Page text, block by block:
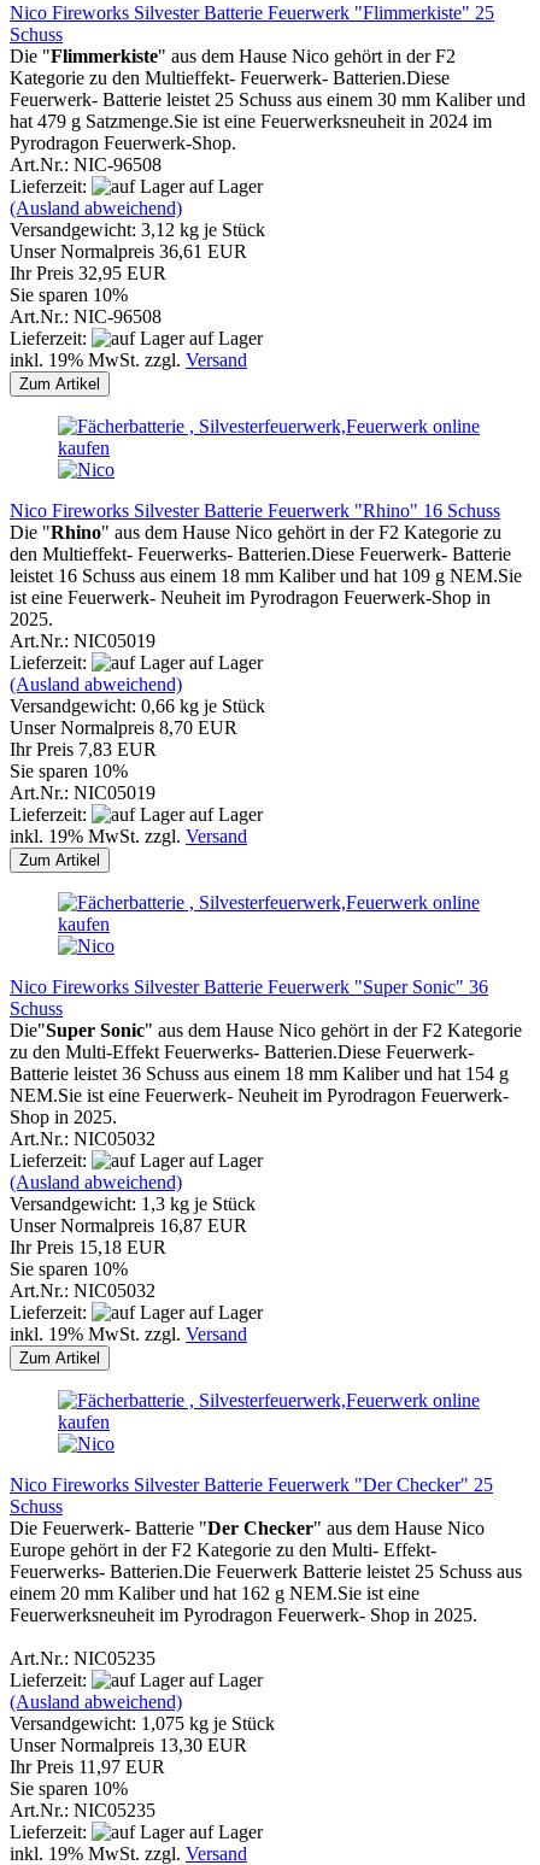
Nico Fireworks Silvester Batterie Feuerwerk "Flimmerkiste" 25
Schuss
Die "Flimmerkiste" aus dem Hause Nico gehört in der F2
Kategorie zu den Multieffekt- Feuerwerk- Batterien.Diese
Feuerwerk- Batterie leistet 25 Schuss aus einem 30 mm Kaliber und
hat 479 g Satzmenge.Sie ist eine Feuerwerksneuheit in 2024 im
Pyrodragon Feuerwerk-Shop.
Art.Nr.: NIC-96508
Lieferzeit:
auf Lager
(Ausland abweichend)
Versandgewicht: 3,12 kg je Stück
Unser Normalpreis 36,61 EUR
Ihr Preis 32,95 EUR
Sie sparen 10%
Art.Nr.: NIC-96508
Lieferzeit:
auf Lager
inkl. 19% MwSt. zzgl. Versand
Zum Artikel
Nico Fireworks Silvester Batterie Feuerwerk "Rhino" 16 Schuss
Die "Rhino" aus dem Hause Nico gehört in der F2 Kategorie zu
den Multieffekt- Feuerwerks- Batterien.Diese Feuerwerk- Batterie
leistet 16 Schuss aus einem 18 mm Kaliber und hat 109 g NEM.Sie
ist eine Feuerwerk- Neuheit im Pyrodragon Feuerwerk-Shop in
2025.
Art.Nr.: NIC05019
Lieferzeit:
auf Lager
(Ausland abweichend)
Versandgewicht: 0,66 kg je Stück
Unser Normalpreis 8,70 EUR
Ihr Preis 7,83 EUR
Sie sparen 10%
Art.Nr.: NIC05019
Lieferzeit:
auf Lager
inkl. 19% MwSt. zzgl. Versand
Zum Artikel
Nico Fireworks Silvester Batterie Feuerwerk "Super Sonic" 36
Schuss
Die"Super Sonic" aus dem Hause Nico gehört in der F2 Kategorie
zu den Multi-Effekt Feuerwerks- Batterien.Diese Feuerwerk-
Batterie leistet 36 Schuss aus einem 18 mm Kaliber und hat 154 g
NEM.Sie ist eine Feuerwerk- Neuheit im Pyrodragon Feuerwerk-
Shop in 2025.
Art.Nr.: NIC05032
Lieferzeit:
auf Lager
(Ausland abweichend)
Versandgewicht: 1,3 kg je Stück
Unser Normalpreis 16,87 EUR
Ihr Preis 15,18 EUR
Sie sparen 10%
Art.Nr.: NIC05032
Lieferzeit:
auf Lager
inkl. 19% MwSt. zzgl. Versand
Zum Artikel
Nico Fireworks Silvester Batterie Feuerwerk "Der Checker" 25
Schuss
Die Feuerwerk- Batterie "Der Checker" aus dem Hause Nico
Europe gehört in der F2 Kategorie zu den Multi- Effekt-
Feuerwerks- Batterien.Die Feuerwerk Batterie leistet 25 Schuss aus
einem 20 mm Kaliber und hat 162 g NEM.Sie ist eine
Feuerwerksneuheit im Pyrodragon Feuerwerk- Shop in 2025.
Art.Nr.: NIC05235
Lieferzeit:
auf Lager
(Ausland abweichend)
Versandgewicht: 1,075 kg je Stück
Unser Normalpreis 13,30 EUR
Ihr Preis 11,97 EUR
Sie sparen 10%
Art.Nr.: NIC05235
Lieferzeit:
auf Lager
inkl. 19% MwSt. zzgl. Versand